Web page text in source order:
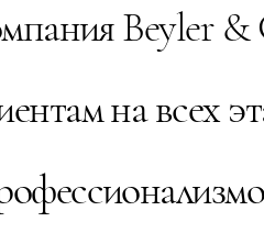
Beyler
на всех